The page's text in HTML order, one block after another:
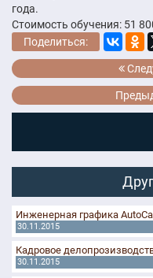
года.
Стоимость обучения: 51
Поделиться:
Инженерная графика
30.11.2015
Кадровое
30.11.2015